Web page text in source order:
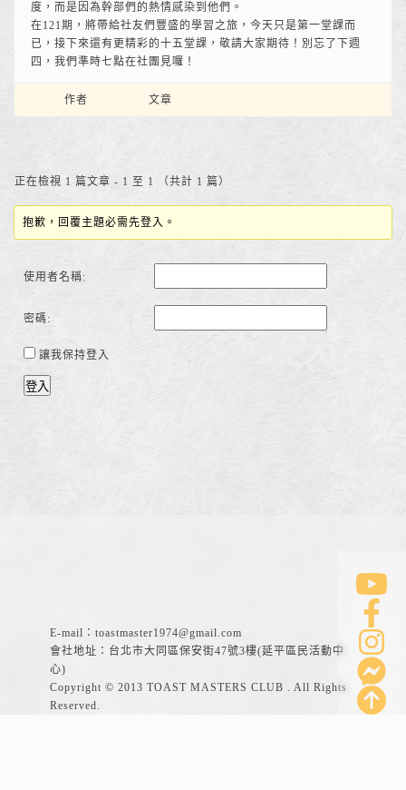
度，而是因為幹部們的熱情感染到他們。
在121期，將帶給社友們豐盛的學習之旅，今天只是第一堂課而
已，接下來還有更精彩的十五堂課，敬請大家期待！別忘了下週
四，我們準時七點在社團見囉！
作者 文章
正在檢視 1 篇文章 - 1 至 1 （共計 1 篇）
抱歉，回覆主題必需先登入。
使用者名稱:
密碼:
讓我保持登入
登入
E-mail： toastmaster1974@gmail.com
會社地址：台北市大同區保安街47號3樓(延平區民活動中
心)
Copyright © 2013 TOAST MASTERS CLUB . All Rights
Reserved.